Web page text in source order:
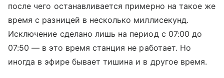
после чего останавливается примерно на такое же
время с разницей в несколько миллисекунд.
Исключение сделано лишь на период с 07:00 до
07:50 — в это время станция не работает. Но
иногда в эфире бывает тишина и в другое время.